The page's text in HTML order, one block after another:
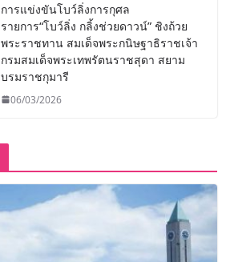
การแข่งขันโบว์ลิ่งการกุศล
รายการ“โบว์ลิ่ง กลิ้งช่วยดาวน์” ชิงถ้วย
พระราชทาน สมเด็จพระกนิษฐาธิราชเจ้า
กรมสมเด็จพระเทพรัตนราชสุดา สยาม
บรมราชกุมารี
06/03/2026